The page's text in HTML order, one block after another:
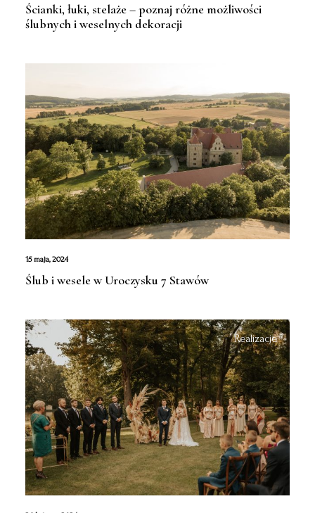
Ścianki, łuki, stelaże – poznaj różne możliwości
ślubnych i weselnych dekoracji
15 maja, 2024
Ślub i wesele w Uroczysku 7 Stawów
Realizacje